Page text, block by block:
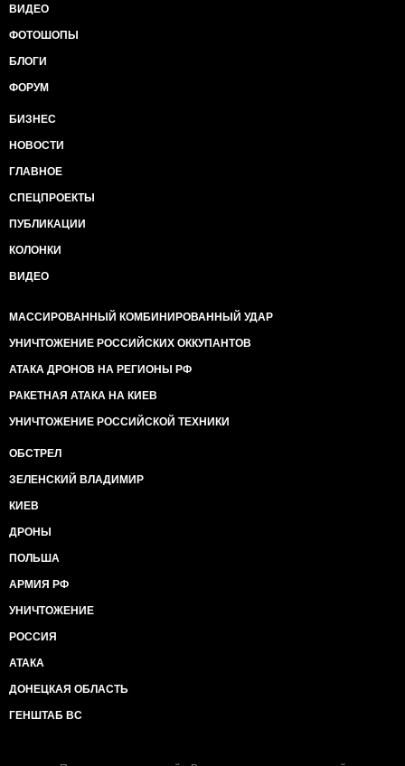
ВИДЕО
ФОТОШОПЫ
БЛОГИ
ФОРУМ
БИЗНЕС
НОВОСТИ
ГЛАВНОЕ
СПЕЦПРОЕКТЫ
ПУБЛИКАЦИИ
КОЛОНКИ
ВИДЕО
МАССИРОВАННЫЙ КОМБИНИРОВАННЫЙ УДАР
УНИЧТОЖЕНИЕ РОССИЙСКИХ ОККУПАНТОВ
АТАКА ДРОНОВ НА РЕГИОНЫ РФ
РАКЕТНАЯ АТАКА НА КИЕВ
УНИЧТОЖЕНИЕ РОССИЙСКОЙ ТЕХНИКИ
ОБСТРЕЛ
ЗЕЛЕНСКИЙ ВЛАДИМИР
КИЕВ
ДРОНЫ
ПОЛЬША
АРМИЯ РФ
УНИЧТОЖЕНИЕ
РОССИЯ
АТАКА
ДОНЕЦКАЯ ОБЛАСТЬ
ГЕНШТАБ ВС